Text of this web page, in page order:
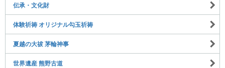
伝承・文化財
体験祈祷 オリジナル勾玉祈祷
夏越の大祓 茅輪神事
世界遺産 熊野古道